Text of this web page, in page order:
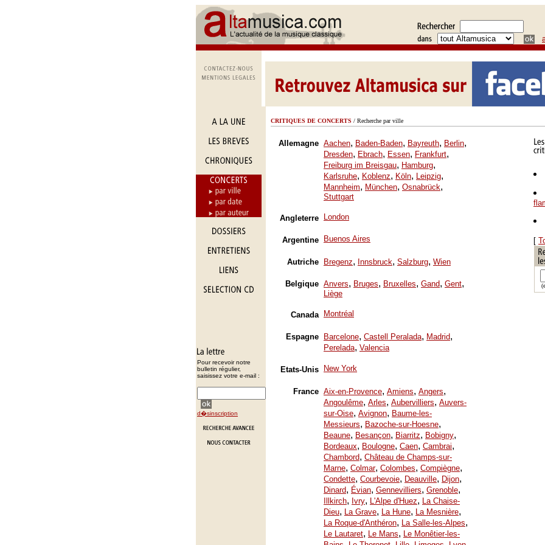
Pour recevoir notre
bulletin régulier,
saisissez votre e-mail :
d�sinscription
CRITIQUES DE CONCERTS / Recherche par ville
Allemagne Aachen, Baden-Baden, Bayreuth, Berlin,
Dresden, Ebrach, Essen, Frankfurt,
Freiburg im Breisgau, Hamburg,
Karlsruhe, Koblenz, Köln, Leipzig,
Mannheim, München, Osnabrück,
Stuttgart
Angleterre London
Argentine Buenos Aires
Autriche Bregenz, Innsbruck, Salzburg, Wien
Belgique Anvers, Bruges, Bruxelles, Gand, Gent,
Liège
Canada Montréal
Espagne Barcelone, Castell Peralada, Madrid,
Perelada, Valencia
Etats-Unis New York
France Aix-en-Provence, Amiens, Angers,
Angoulême, Arles, Aubervilliers, Auvers-
sur-Oise, Avignon, Baume-les-
Messieurs, Bazoche-sur-Hoesne,
Beaune, Besançon, Biarritz, Bobigny,
Bordeaux, Boulogne, Caen, Cambrai,
Chambord, Château de Champs-sur-
Marne, Colmar, Colombes, Compiègne,
Condette, Courbevoie, Deauville, Dijon,
Dinard, Évian, Gennevilliers, Grenoble,
Illkirch, Ivry, L'Alpe d'Huez, La Chaise-
Dieu, La Grave, La Hune, La Mesnière,
La Roque-d'Anthéron, La Salle-les-Alpes,
Le Lautaret, Le Mans, Le Monêtier-les-
[